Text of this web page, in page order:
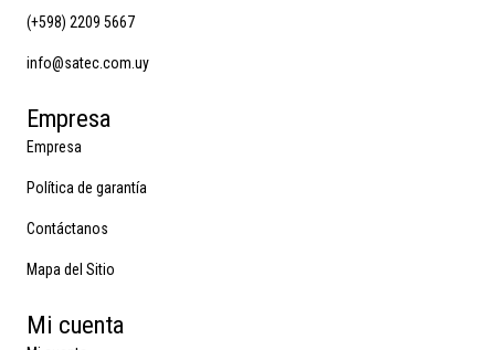
(+598) 2209 5667
info@satec.com.uy
Empresa
Empresa
Política de garantía
Contáctanos
Mapa del Sitio
Mi cuenta